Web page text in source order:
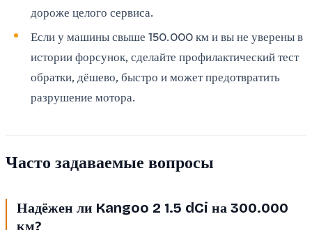
дороже целого сервиса.
Если у машины свыше 150.000 км и вы не уверены в
истории форсунок, сделайте профилактический тест
обратки, дёшево, быстро и может предотвратить
разрушение мотора.
Часто задаваемые вопросы
Надёжен ли Kangoo 2 1.5 dCi на 300.000
км?